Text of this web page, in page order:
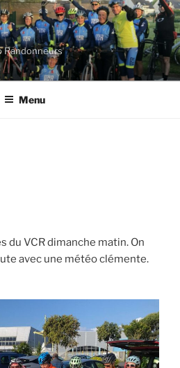
Randonneurs
Menu
du VCR dimanche matin. On
avec une météo clémente.